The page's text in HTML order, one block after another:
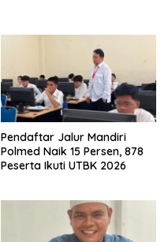
Pendaftar Jalur Mandiri
Polmed Naik 15 Persen, 878
Peserta Ikuti UTBK 2026